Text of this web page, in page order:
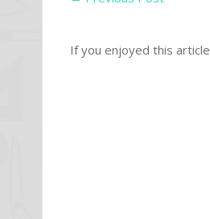
If you enjoyed this